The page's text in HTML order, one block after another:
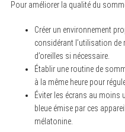
Pour améliorer la qualité du
Créer un environnement
considérant l’utilisation
d’oreilles si nécessaire.
Établir une routine de
à la même heure pour
Éviter les écrans au moins
bleue émise par ces
mélatonine.